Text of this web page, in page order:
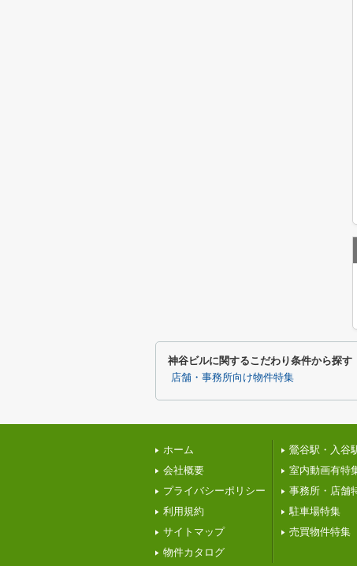
神谷ビルに関するこだわり条件から探す
店舗・事務所向け物件特集
ホーム
会社概要
プライバシーポリシー
利用規約
サイトマップ
物件カタログ
鶯谷駅・入谷
室内動画有特
事務所・店舗
駐車場特集
売買物件特集